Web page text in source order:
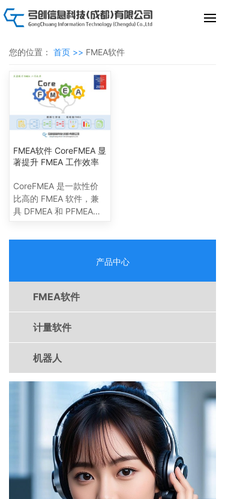
您的位置： 首页 >> FMEA软件
FMEA软件 CoreFMEA 显
著提升 FMEA 工作效率
CoreFMEA 是一款性价
比高的 FMEA 软件，兼
具 DFMEA 和 PFMEA，
FMEA表格。可以帮助用
重要的关联性文档，可以
帮助用户自动识别特殊特
性、自动翻译成多国语言
产品中心
FMEA软件
计量软件
机器人